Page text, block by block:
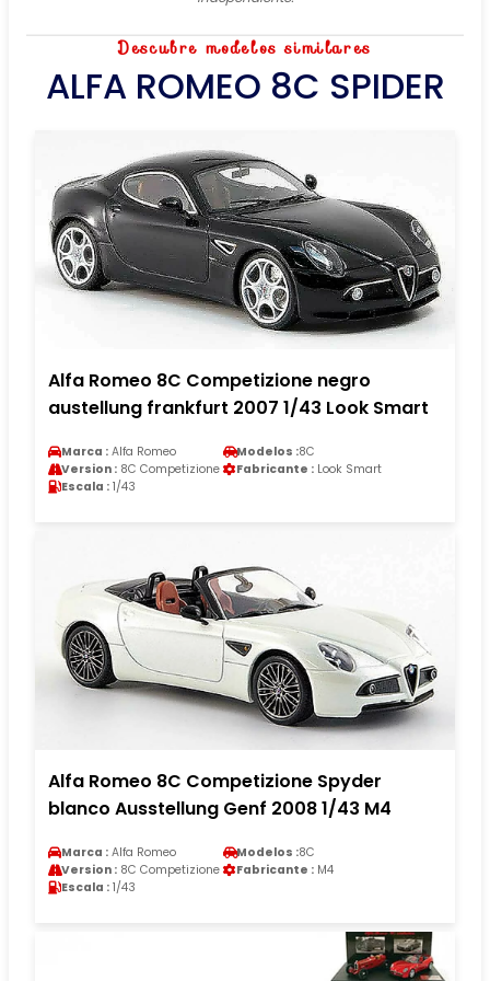
Descubre modelos similares
ALFA ROMEO 8C SPIDER
Alfa Romeo 8C Competizione negro
austellung frankfurt 2007 1/43 Look Smart
Marca : Alfa Romeo Modelos :8C
Version : 8C Competizione Fabricante : Look Smart
Escala : 1/43
Alfa Romeo 8C Competizione Spyder
blanco Ausstellung Genf 2008 1/43 M4
Marca : Alfa Romeo Modelos :8C
Version : 8C Competizione Fabricante : M4
Escala : 1/43